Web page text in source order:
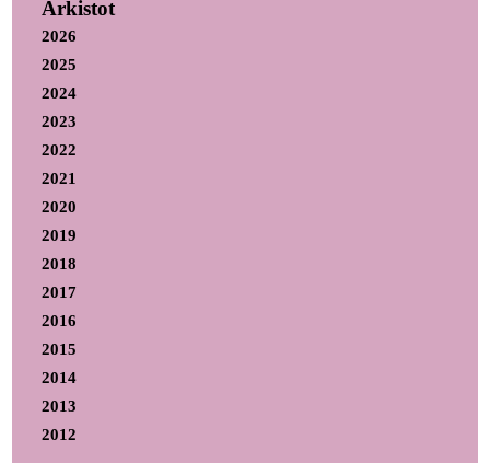
Arkistot
2026
2025
2024
2023
2022
2021
2020
2019
2018
2017
2016
2015
2014
2013
2012